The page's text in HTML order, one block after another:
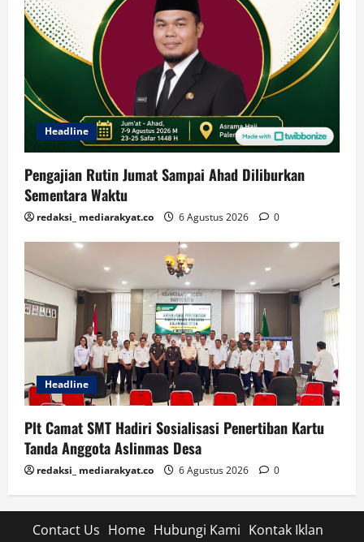
Headline
Pengajian Rutin Jumat Sampai Ahad Diliburkan
Sementara Waktu
redaksi_ mediarakyat.co 6 Agustus 2026 0
Headline
Plt Camat SMT Hadiri Sosialisasi Penertiban Kartu
Tanda Anggota Aslinmas Desa
redaksi_ mediarakyat.co 6 Agustus 2026 0
Contact Us Home Hubungi Kami Kontak Iklan